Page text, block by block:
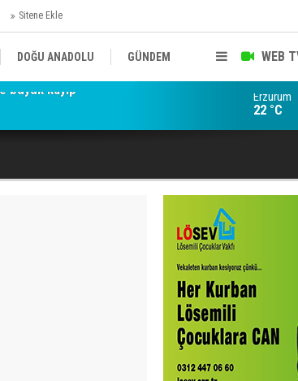
Sitene Ekle
WEB
DOĞU ANADOLU GÜNDEM
Erzurum
22 °C